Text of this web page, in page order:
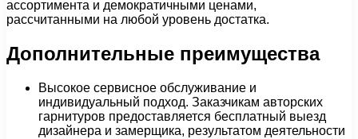
ассортимента и демократичными ценами,
рассчитанными на любой уровень достатка.
Дополнительные преимущества
Высокое сервисное обслуживание и
индивидуальный подход. Заказчикам авторских
гарнитуров предоставляется бесплатный выезд
дизайнера и замерщика, результатом деятельности